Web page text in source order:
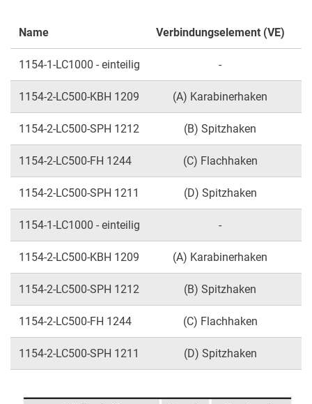
Name Verbindungselement (VE)
1154-1-LC1000 - einteilig -
1154-2-LC500-KBH 1209 (A) Karabinerhaken
1154-2-LC500-SPH 1212 (B) Spitzhaken
1154-2-LC500-FH 1244 (C) Flachhaken
1154-2-LC500-SPH 1211 (D) Spitzhaken
1154-1-LC1000 - einteilig -
1154-2-LC500-KBH 1209 (A) Karabinerhaken
1154-2-LC500-SPH 1212 (B) Spitzhaken
1154-2-LC500-FH 1244 (C) Flachhaken
1154-2-LC500-SPH 1211 (D) Spitzhaken